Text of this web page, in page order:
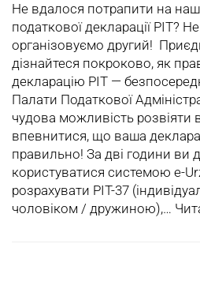
Не вдалося потрапити на
податкової декларації PIT?
організовуємо другий!
дізнайтеся покроково, як
декларацію PIT —
Палати Податкової
чудова можливість розвіяти
впевнитися, що ваша
правильно! За дві години ви
користуватися системою e-
розрахувати PIT-37
чоловіком / дружиною),…